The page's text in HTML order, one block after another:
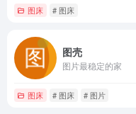
图床 # 图床
图壳
图片最稳定的家
图床 # 图床 # 图片